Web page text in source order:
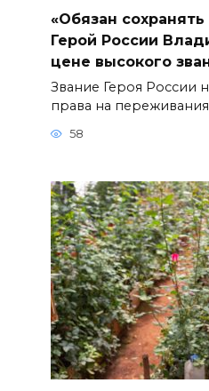
«Обязан
Герой России
цене высокого
Звание Героя России
права на переживания
58